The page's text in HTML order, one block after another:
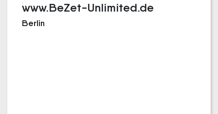
www.BeZet-Unlimited.de
Berlin